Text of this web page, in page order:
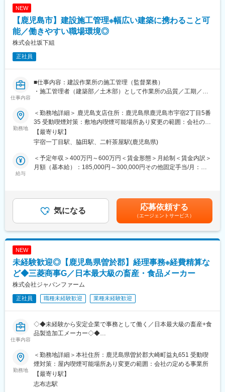
■企業の特徴/魅力
創業91年の信頼と実績を誇る当社は、鹿児島に根差し、地域に貢
献する建築を手掛けています。働く環境や待遇面も整備し、安心
変更の範囲：会社の定める業務
不動産業界は老舗の会社多い業界ですが、当社は設立約15年のベ
ンチャー企業です。若い社員が多く、仕組みや会社の今後を一緒
に今後を作っていけるフェーズです。
います。だからこそ、お客様のご満足がいく契約ができた際は、
達成感と大きな自信を得ることができます。感謝されることも多
■充実した研修：
まずは、不動産業界で頑張りたいという強い気持ちが大切です。
知識やスキルは、研修プログラムを通じて身につけることができ
るので、業界が未経験の方もご安心ください。入門研修では、接
客のロールプレイングや書類作成の実技、法令や専門用語等、実
際の現場で役立つ内容を学びます。
国、世界とフィールドの場を広げながら業績向上のチャレンジが
でき、仕事のモチベーションもどんどん上がります。また、知名
度があるので反響営業がしやすく、しっかり稼げることが特徴で
NEW
【鹿児島市】建設施工管理※幅広い建築に携わること可
能／働きやすい職場環境◎
株式会社坂下組
正社員
仕事内容
■仕事内容：建設作業所の施工管理（監督業務）
・施工管理者（建築部／土木部）として作業所の品質／工期／安
れるよう、充実した社員研修プログラムを完備。また、これまで
築き上げた実績により、地域のランドマークなど重要な建造物の
工事に携わることができる機会も多くあります。
■施工物件について：
数千万から10億円以上の物件を扱う建設会社です。
主にマンション、工場、事務所、教育施設、病院などの建築物を
手がけています。
鹿児島支店にて勤務頂きますが、宮崎や熊本への出張もございま
す。
出張の場合、同社にて宿舎を用意いたします。
・社員がお互いを教育し合い、ICT施工や勤務管理システムなど最
新の技術を活用しています。
・残業管理も勤怠管理システムを導入し厳格に行っています。
・無借金経営を行い、ドローンなどの新しい技術も積極的に取り
入れています。
勤務地
＜勤務地詳細＞ 鹿児島支店住所：鹿児島県鹿児島市宇宿2丁目5番
35 受動喫煙対策：敷地内喫煙可能場所あり変更の範囲：会社の定
める事業所
【最寄り駅】
宇宿一丁目駅、脇田駅、二軒茶屋駅(鹿児島県)
給与
＜予定年収＞400万円～600万円＜賃金形態＞月給制＜賃金内訳＞
月額（基本給）：185,000円～300,000円その他固定手当/月：
年）：・2回（計4.0月分）賃金はあくまでも目安の金額であり、
選考を通じて上下する可能性があります。月給(月額)は固定手当を
気になる 応募依頼する
（エージェントサービス）
NEW
未経験歓迎◎【鹿児島県曽於郡】経理事務※経費精算な
ど◆三菱商事G／日本最大級の畜産・食品メーカー
株式会社ジャパンファーム
正社員 職種未経験歓迎 業種未経験歓迎
仕事内容
◇◆未経験から安定企業で事務として働く／日本最大級の畜産+食
品製造加工メーカー◇◆
■業務内容：
・伝票の仕訳・処理・経費精算・書類作成
・買掛金支払管理・売掛金債権管理
・会計システムの入力や支払処理
・月次・年次損益の作成作業
勤務地
＜勤務地詳細＞本社住所：鹿児島県曽於郡大崎町益丸651 受動喫
煙対策：屋内喫煙可能場所あり変更の範囲：会社の定める事業所
【最寄り駅】
志布志駅